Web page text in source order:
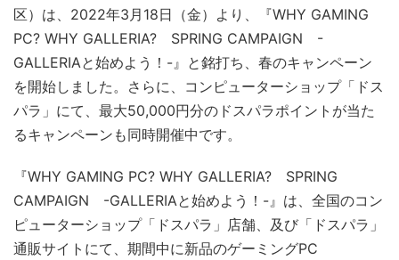
区）は、2022年3月18日（金）より、『WHY GAMING
PC? WHY GALLERIA? SPRING CAMPAIGN -
GALLERIAと始めよう！-』と銘打ち、春のキャンペーン
を開始しました。さらに、コンピューターショップ「ドス
パラ」にて、最大50,000円分のドスパラポイントが当た
るキャンペーンも同時開催中です。
『WHY GAMING PC? WHY GALLERIA? SPRING
CAMPAIGN -GALLERIAと始めよう！-』は、全国のコン
ピューターショップ「ドスパラ」店舗、及び「ドスパラ」
通販サイトにて、期間中に新品のゲーミングPC